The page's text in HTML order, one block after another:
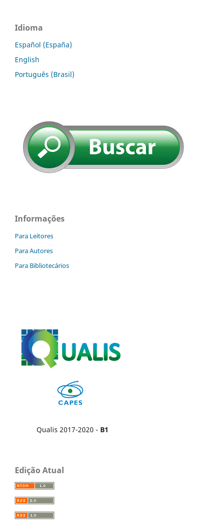
Idioma
Español (España)
English
Português (Brasil)
Informações
Para Leitores
Para Autores
Para Bibliotecários
Qualis 2017-2020 - B1
Edição Atual